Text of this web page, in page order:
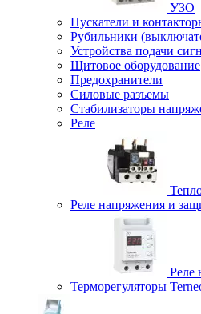
УЗО
Пускатели и
Рубильники
Устройства подачи
Щитовое оборудование
Предохранители
Силовые разъемы
Стабилизаторы
Реле
Реле напряжения и
Реле
Терморегуляторы